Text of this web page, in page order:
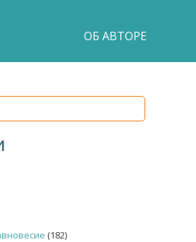
ОБ АВТОРЕ
(182)